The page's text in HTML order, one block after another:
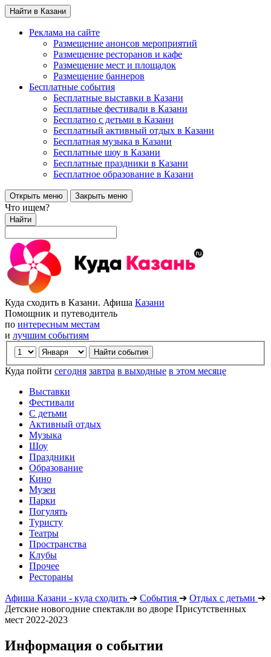
Найти в Казани
Реклама на сайте
Размещение анонсов мероприятий
Размещение ресторанов и кафе
Размещение мест и площадок
Размещение баннеров
Бесплатные события
Бесплатные выставки в Казани
Бесплатные фестивали в Казани
Бесплатно с детьми в Казани
Бесплатный активный отдых в Казани
Бесплатная музыка в Казани
Бесплатные шоу в Казани
Бесплатные праздники в Казани
Бесплатное образование в Казани
Открыть меню Закрыть меню
Что ищем?
Найти
Куда сходить в Казани. Афиша Казани
Помощник и путеводитель
по интересным местам
и лучшим событиям
Куда пойти сегодня завтра в выходные в этом месяце
Выставки
Фестивали
С детьми
Активный отдых
Музыка
Шоу
Праздники
Образование
Кино
Музеи
Парки
Погулять
Туристу
Театры
Пространства
Клубы
Прочее
Рестораны
Афиша Казани - куда сходить ➔ События ➔ Отдых с детьми ➔
Детские новогодние спектакли во дворе Присутственных
мест 2022-2023
Информация о событии